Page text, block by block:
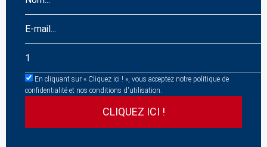
En cliquant sur « Cliquez ici ! », vous acceptez notre politique de
confidentialité et nos conditions d'utilisation.